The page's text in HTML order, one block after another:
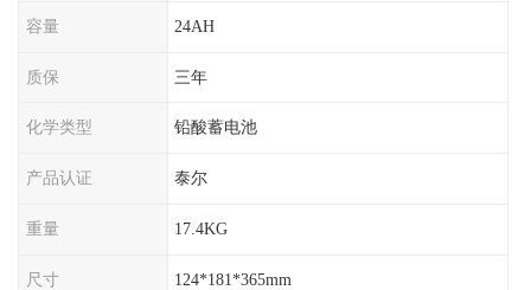
容量 24AH
质保 三年
化学类型 铅酸蓄电池
产品认证 泰尔
重量 17.4KG
尺寸 124*181*365mm